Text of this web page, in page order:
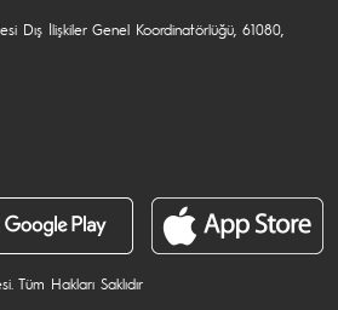
Dış İlişkiler Genel Koordinatörlüğü, 61080,
Tüm Hakları Saklıdır